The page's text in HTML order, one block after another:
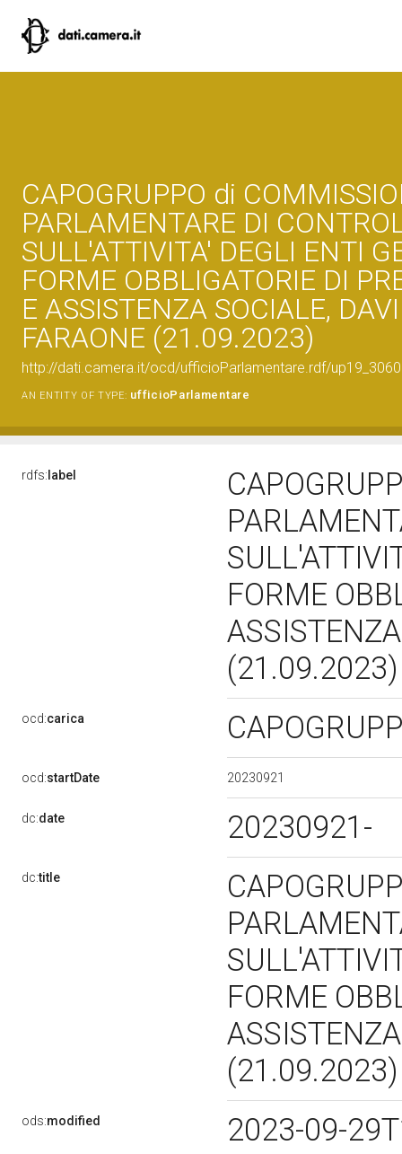
CAPOGRUPPO di
PARLAMENTARE DI
SULL'ATTIVITA' DEGLI ENTI
FORME OBBLIGATORIE DI
E ASSISTENZA SOCIALE,
FARAONE (21.09.2023)
http://dati.camera.it/ocd/ufficioParlamentare.rdf/
AN ENTITY OF TYPE: ufficioParlamentare
rdfs: label
FORME
ocd:carica
ocd:startDate 20230921
dc:date 20230921-
dc:title
FORME
ods:modified 2023-09-